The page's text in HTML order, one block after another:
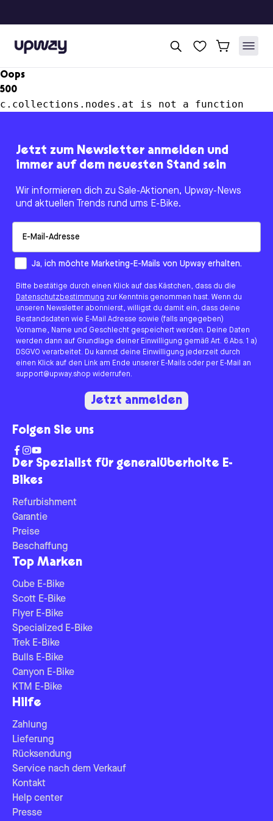
Upway
Oops
500
c.collections.nodes.at is not a function
Der Spezialist für generalüberholte E-
Bikes
Refurbishment
Garantie
Preise
Beschaffung
Top Marken
Cube E-Bike
Scott E-Bike
Flyer E-Bike
Specialized E-Bike
Trek E-Bike
Bulls E-Bike
Canyon E-Bike
KTM E-Bike
Hilfe
Zahlung
Lieferung
Rücksendung
Service nach dem Verkauf
Kontakt
Help center
Presse
Jetzt zum Newsletter anmelden und
immer auf dem neuesten Stand sein
Wir informieren dich zu Sale-Aktionen, Upway-News
und aktuellen Trends rund ums E-Bike.
How would you like to hear from us?
Ja, ich möchte Marketing-E-Mails von Upway erhalten.
Bitte bestätige durch einen Klick auf das Kästchen, dass du die
Datenschutzbestimmung zur Kenntnis genommen hast. Wenn du
unseren Newsletter abonnierst, willigst du damit ein, dass deine
Bestandsdaten wie E-Mail Adresse sowie (falls angegeben)
Vorname, Name und Geschlecht gespeichert werden. Deine Daten
werden dann auf Grundlage deiner Einwilligung gemäß Art. 6 Abs. 1 a)
DSGVO verarbeitet. Du kannst deine Einwilligung jederzeit durch
einen Klick auf den Link am Ende unserer E-Mails oder per E-Mail an
support@upway.shop widerrufen.
Jetzt anmelden
Folgen Sie uns